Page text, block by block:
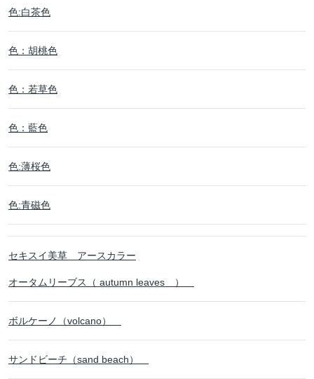
色:白茶色
色：胡桃色
色：若草色
色：藍色
色:薄桜色
色:青磁色
セキスイ美草 アースカラー
オータムリーブス（ autumn leaves ）
ボルケーノ（volcano）
サンドビーチ（sand beach）